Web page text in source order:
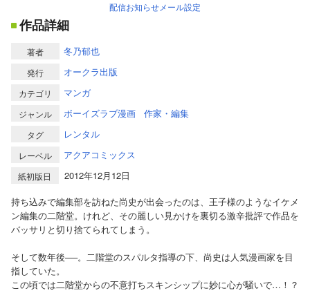
配信お知らせメール設定
作品詳細
著者 冬乃郁也
発行 オークラ出版
カテゴリ マンガ
ジャンル ボーイズラブ漫画 作家・編集
タグ レンタル
レーベル アクアコミックス
紙初版日
2012年12月12日
持ち込みで編集部を訪ねた尚史が出会ったのは、王子様のようなイケメ
ン編集の二階堂。けれど、その麗しい見かけを裏切る激辛批評で作品を
バッサリと切り捨てられてしまう。
そして数年後──。二階堂のスパルタ指導の下、尚史は人気漫画家を目
指していた。
この頃では二階堂からの不意打ちスキンシップに妙に心が騒いで…！？